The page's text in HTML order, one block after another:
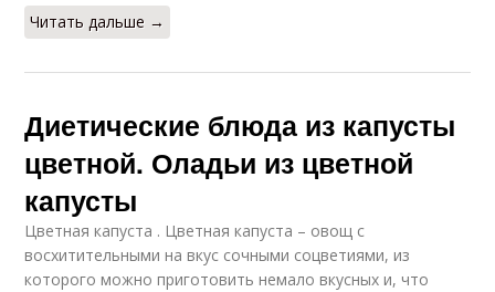
Читать дальше →
Диетические блюда из капусты
цветной. Оладьи из цветной
капусты
Цветная капуста . Цветная капуста – овощ с
восхитительными на вкус сочными соцветиями, из
которого можно приготовить немало вкусных и, что